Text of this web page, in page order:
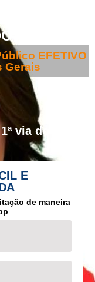
EFETIVO
Gerais
via do
E
de maneira